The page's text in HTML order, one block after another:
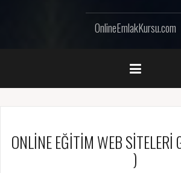
OnlineEmlakKursu.com
ONLİNE EĞİTİM WEB SİTELERİ
)